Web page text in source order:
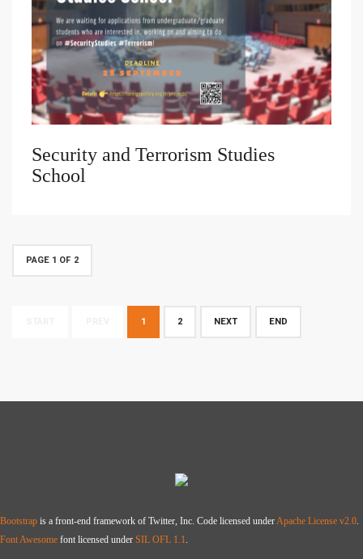
Security and Terrorism Studies
School
PAGE 1 OF 2
1 2 NEXT END
Bootstrap is a front-end framework of Twitter, Inc. Code licensed underApache License v2.0.
Font Awesome font licensed under SIL OFL 1.1.